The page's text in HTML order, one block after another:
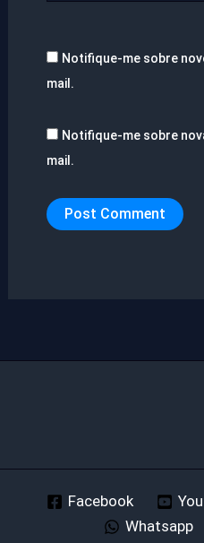
Notifique-me sobre
mail.
Notifique-me sobre
mail.
Facebook
Whatsapp